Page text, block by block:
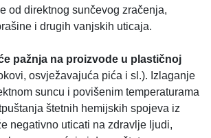
od direktnog sunčevog zračenja,
i drugih vanjskih uticaja.
pažnja na proizvode u plastičnoj
osvježavajuća pića i sl.). Izlaganje
suncu i povišenim temperaturama
štetnih hemijskih spojeva iz
negativno uticati na zdravlje ljudi,